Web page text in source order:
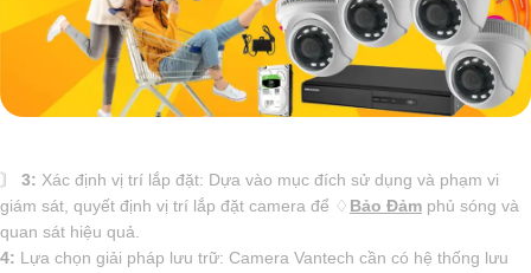
〙 3: Xác định vị trí lắp đặt: Dựa vào mục đích sử dụng và phạm vi
giám sát, quyết định vị trí lắp đặt camera để ♢ Bảo Đảm phủ sóng và
quan sát hiệu quả.
4: Lựa chọn giải pháp lưu trữ: Camera Vantech cần có hệ thống lưu